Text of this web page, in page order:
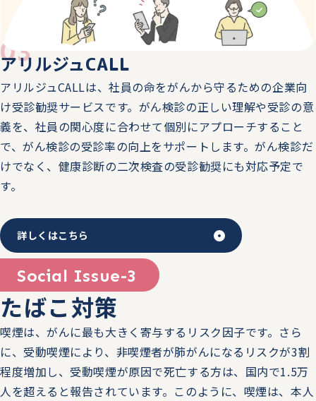
活躍推進や定年延長と事業会社ができるがん検診施策」の
講演をします。
2025.07.15 トピックス
7/16（水）慶應義塾大学医学部主催健康医療ベンチャー大
賞キックオフイベントに企業展示を出展＆トークセッショ
ン昼の部に当社代表取締役 森下真行が登壇します。
2025.07.01 トピックス
に、ブースを出展します。
2025.05.23 ニュースリリース
アリルジュSUPPORT 販売を開始
2025.05.09 トピックス
5/22（木）11:40 HRカンファレンス2025春に、「労働施
策総合推進法の改正で人事に起こる影響とは 治療と仕事
の両立支援で今から取り組むべきこと」の講演をします。
03
アリルジュCALL
アリルジュCALLは、社員の命をがんから守るための企業向
け受診勧奨サービスです。がん検診の正しい理解や受診の意
義を、社員の関心度に合わせて個別にアプローチすること
で、がん検診の受診率の向上をサポートします。がん検診だ
けでなく、健康診断の二次検査の受診勧奨にも対応予定で
す。
詳しくはこちら
Social Issue-3
たばこ対策
喫煙は、がんに最も大きく寄与するリスク因子です。さら
に、受動喫煙により、非喫煙者が肺がんになるリスクが3割
程度増加し、受動喫煙が原因で死亡する方は、国内で1.5万
人を超えると報告されています。このように、喫煙は、本人